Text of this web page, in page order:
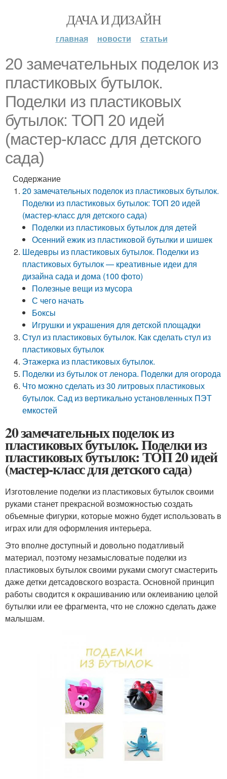
ДАЧА И ДИЗАЙН
главная новости статьи
20 замечательных поделок из
пластиковых бутылок.
Поделки из пластиковых
бутылок: ТОП 20 идей
(мастер-класс для детского
сада)
Содержание
20 замечательных поделок из пластиковых бутылок.
Поделки из пластиковых бутылок: ТОП 20 идей
(мастер-класс для детского сада)
Поделки из пластиковых бутылок для детей
Осенний ежик из пластиковой бутылки и шишек
Шедевры из пластиковых бутылок. Поделки из
пластиковых бутылок — креативные идеи для
дизайна сада и дома (100 фото)
Полезные вещи из мусора
С чего начать
Боксы
Игрушки и украшения для детской площадки
Стул из пластиковых бутылок. Как сделать стул из
пластиковых бутылок
Этажерка из пластиковых бутылок.
Поделки из бутылок от ленора. Поделки для огорода
Что можно сделать из 30 литровых пластиковых
бутылок. Сад из вертикально установленных ПЭТ
емкостей
20 замечательных поделок из
пластиковых бутылок. Поделки из
пластиковых бутылок: ТОП 20 идей
(мастер-класс для детского сада)
Изготовление поделки из пластиковых бутылок своими
руками станет прекрасной возможностью создать
объемные фигурки, которые можно будет использовать в
играх или для оформления интерьера.
Это вполне доступный и довольно податливый
материал, поэтому незамысловатые поделки из
пластиковых бутылок своими руками смогут смастерить
даже детки детсадовского возраста. Основной принцип
работы сводится к окрашиванию или оклеиванию целой
бутылки или ее фрагмента, что не сложно сделать даже
малышам.